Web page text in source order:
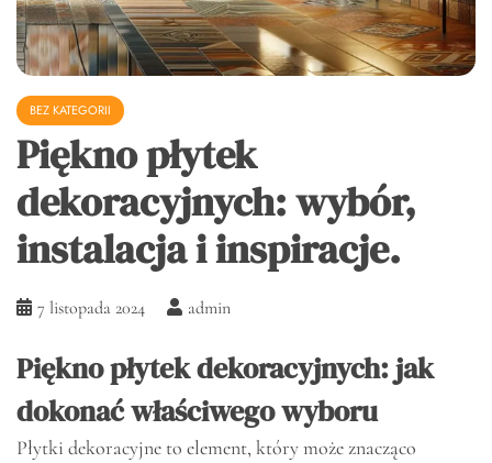
BEZ KATEGORII
Piękno płytek
dekoracyjnych: wybór,
instalacja i inspiracje.
7 listopada 2024 admin
Piękno płytek dekoracyjnych: jak
dokonać właściwego wyboru
Płytki dekoracyjne to element, który może znacząco